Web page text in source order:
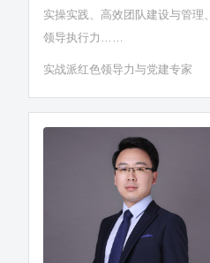
实操实践、高效团队建设与管理、
领导执行力……
实战派红色领导力与党建专家